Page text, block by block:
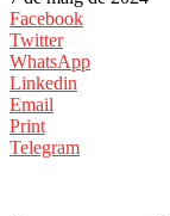
Facebook
Twitter
WhatsApp
Linkedin
Email
Print
Telegram